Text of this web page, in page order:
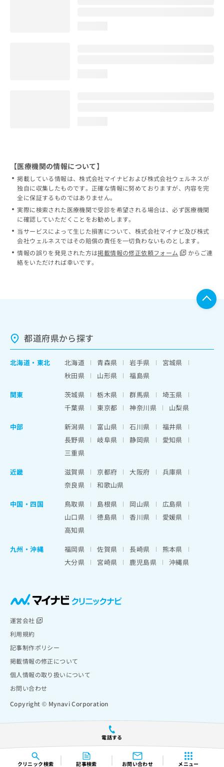
クリニック検索 記事検索 お問い合わせ メニュー
電話する
【医療機関の情報について】
掲載している情報は、株式会社マイナビおよび株式会社ウェルネスが
独自に収集したものです。正確な情報に努めておりますが、内容を完
全に保証するものではありません。
実際に検索された医療機関で受診を希望される場合は、必ず医療機関
に確認していただくことをお勧めします。
当サービスによって生じた損害について、株式会社マイナビ及び株式
会社ウェルネスではその賠償の責任を一切負わないものとします。
情報の誤りを発見された方は掲載情報の修正依頼フォーム
からご連
絡をいただければ幸いです。
都道府県から探す
北海道 ・ 東北 北海道 青森県 岩手県
宮城県
秋田県
山形県
福島県
関東
茨城県 栃木県 群馬県
埼玉県
千葉県
東京都 神奈川県
山梨県
中部
新潟県 富山県 石川県
福井県
長野県
岐阜県 静岡県
愛知県
三重県
近畿
滋賀県 京都府 大阪府
兵庫県
奈良県
和歌山県
中国・四国
鳥取県 島根県 岡山県
広島県
山口県
徳島県 香川県
愛媛県
高知県
九州・沖縄
福岡県 佐賀県 長崎県
熊本県
大分県
宮崎県 鹿児島県 沖縄県
運営会社
利用規約
記事制作ポリシー
掲載情報の修正について
個人情報の取り扱いについて
お問い合わせ
Copyright © Mynavi Corporation